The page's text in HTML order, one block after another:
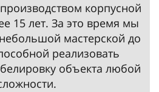
корпусной
15 лет. За это время мы
мастерской до
реализовать
объекта любой